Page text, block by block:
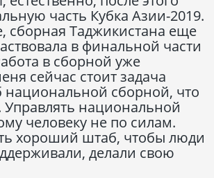
часть Кубка Азии-2019.
сборная Таджикистана еще
в финальной части
в сборной уже
сейчас стоит задача
национальной сборной, что
национальной
человеку не по силам.
хороший штаб, чтобы люди
делали свою